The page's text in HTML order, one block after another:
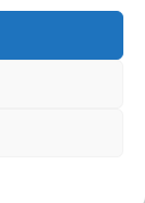
Politikası